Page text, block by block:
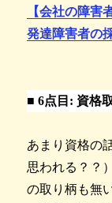
【会社の障害
発達障害者の
■6点目: 資格
あまり資格の
思われる？？
の取り柄も無